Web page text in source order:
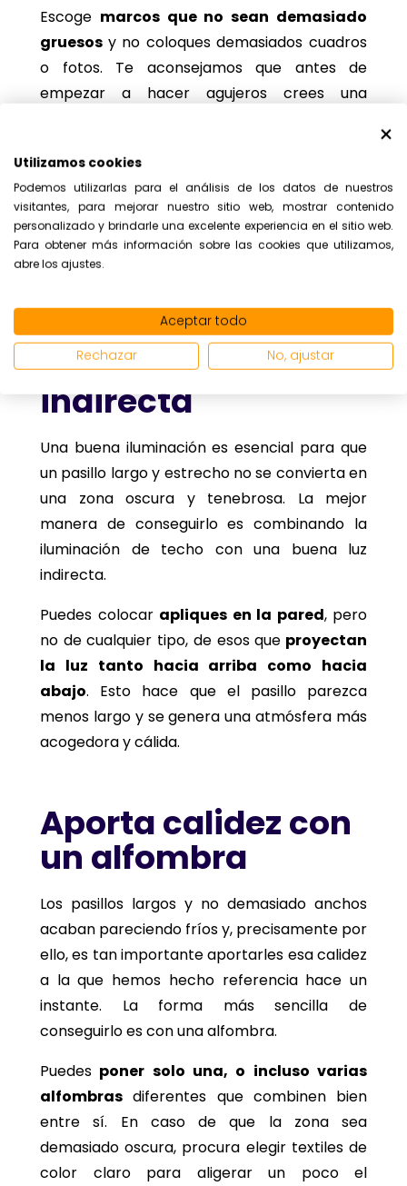
Escoge marcos que no sean demasiado
gruesos y no coloques demasiados cuadros
o fotos. Te aconsejamos que antes de
empezar a hacer agujeros crees una
En la medida de lo posible,
cuadros solo estén en una de las paredes.
El objetivo es aportarle un toque personal al
pasillo, pero sin que llegue a resultar
Juega con la luz
indirecta
Una buena iluminación es esencial para que
un pasillo largo y estrecho no se convierta en
una zona oscura y tenebrosa. La mejor
manera de conseguirlo es combinando la
iluminación de techo con una buena luz
indirecta.
Puedes colocar apliques en la pared, pero
no de cualquier tipo, de esos que proyectan
la luz tanto hacia arriba como hacia
abajo. Esto hace que el pasillo parezca
menos largo y se genera una atmósfera más
acogedora y cálida.
Aporta calidez con
un alfombra
Los pasillos largos y no demasiado anchos
acaban pareciendo fríos y, precisamente por
ello, es tan importante aportarles esa calidez
a la que hemos hecho referencia hace un
instante. La forma más sencilla de
conseguirlo es con una alfombra.
Puedes poner solo una, o incluso varias
alfombras diferentes que combinen bien
entre sí. En caso de que la zona sea
demasiado oscura, procura elegir textiles de
color claro para aligerar un poco el
Utilizamos cookies
Podemos utilizarlas para el análisis de los datos de nuestros
visitantes, para mejorar nuestro sitio web, mostrar contenido
personalizado y brindarle una excelente experiencia en el sitio web.
Para obtener más información sobre las cookies que utilizamos,
abre los ajustes.
Aceptar todo
Rechazar
No, ajustar